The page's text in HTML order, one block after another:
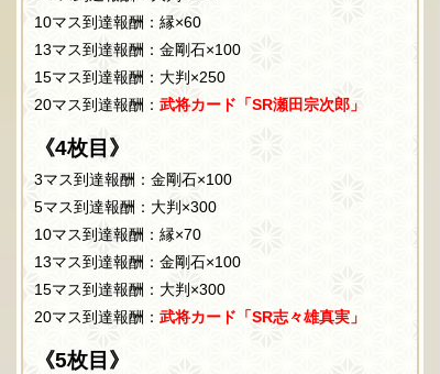
10マス到達報酬：縁×60
13マス到達報酬：金剛石×100
15マス到達報酬：大判×250
20マス到達報酬： 武将カード「SR瀬田宗次郎」
《4枚目》
3マス到達報酬：金剛石×100
5マス到達報酬：大判×300
10マス到達報酬：縁×70
13マス到達報酬：金剛石×100
15マス到達報酬：大判×300
20マス到達報酬： 武将カード「SR志々雄真実」
《5枚目》